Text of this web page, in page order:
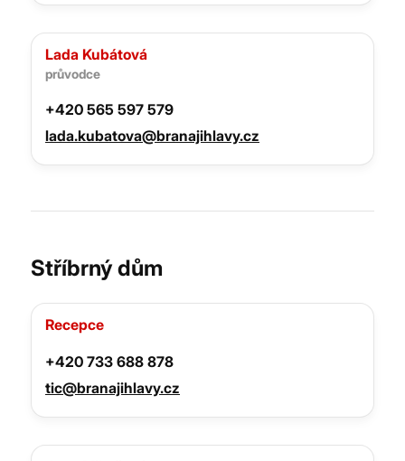
Lada Kubátová
průvodce
+420 565 597 579
lada.kubatova@branajihlavy.cz
Stříbrný dům
Recepce
+420 733 688 878
tic@branajihlavy.cz